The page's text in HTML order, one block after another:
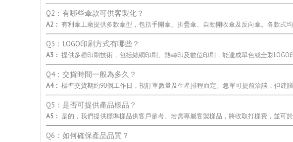
Q2：有哪些傘款可供客製化？
A2： 有利傘工廠提供多款傘型，包括手開傘、折疊傘、自動開收傘及反向傘。各款式
Q3：LOGO印刷方式有哪些？
A3： 提供多種印刷技術，包括絲網印刷、熱轉印及數位印刷，能達成單色或全彩LOGO
Q4：交貨時間一般為多久？
A4： 標準交貨期約90個工作日，視訂單數量及生產排程而定。急單可提前洽談，但建
Q5：是否可提供產品樣品？
A5： 是的，我們提供標準樣品供客戶參考。若需專屬客製樣品，將收取打樣費，並可於
Q6：如何確保產品品質？